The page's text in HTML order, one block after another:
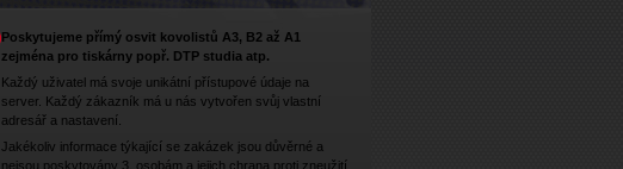
Poskytujeme přímý osvit kovolistů A3, B2 až A1
zejména pro tiskárny popř. DTP studia atp.
Každý uživatel má svoje unikátní přístupové údaje na
server. Každý zákazník má u nás vytvořen svůj vlastní
adresář a nastavení.
Jakékoliv informace týkající se zakázek jsou důvěrné a
nejsou poskytovány 3. osobám a jejich chrana proti zneužití